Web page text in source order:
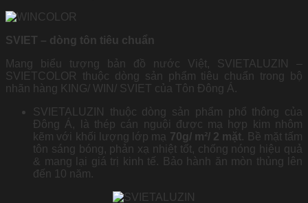
SVIET – dòng tôn tiêu chuẩn
Mang biểu tượng bản đồ nước Việt, SVIETALUZIN –
SVIETCOLOR thuộc dòng sản phẩm tiêu chuẩn trong bộ
nhãn hàng KING/ WIN/ SVIET của Tôn Đông Á.
SVIETALUZIN thuộc dòng sản phẩm phổ thông của
Đông Á, là thép cán nguội được mạ hợp kim nhôm
kẽm với khối lượng lớp mạ 70g/ m²/ 2 mặt. Bề mặt tấm
tôn sáng bóng, phản xạ nhiệt tốt, chống nóng hiệu quả
& mang lại giá trị kinh tế. Bảo hành ăn mòn thủng lên
đến 10 năm.